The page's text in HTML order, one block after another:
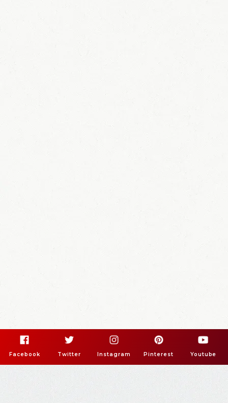
Facebook Twitter Instagram Pinterest Youtube